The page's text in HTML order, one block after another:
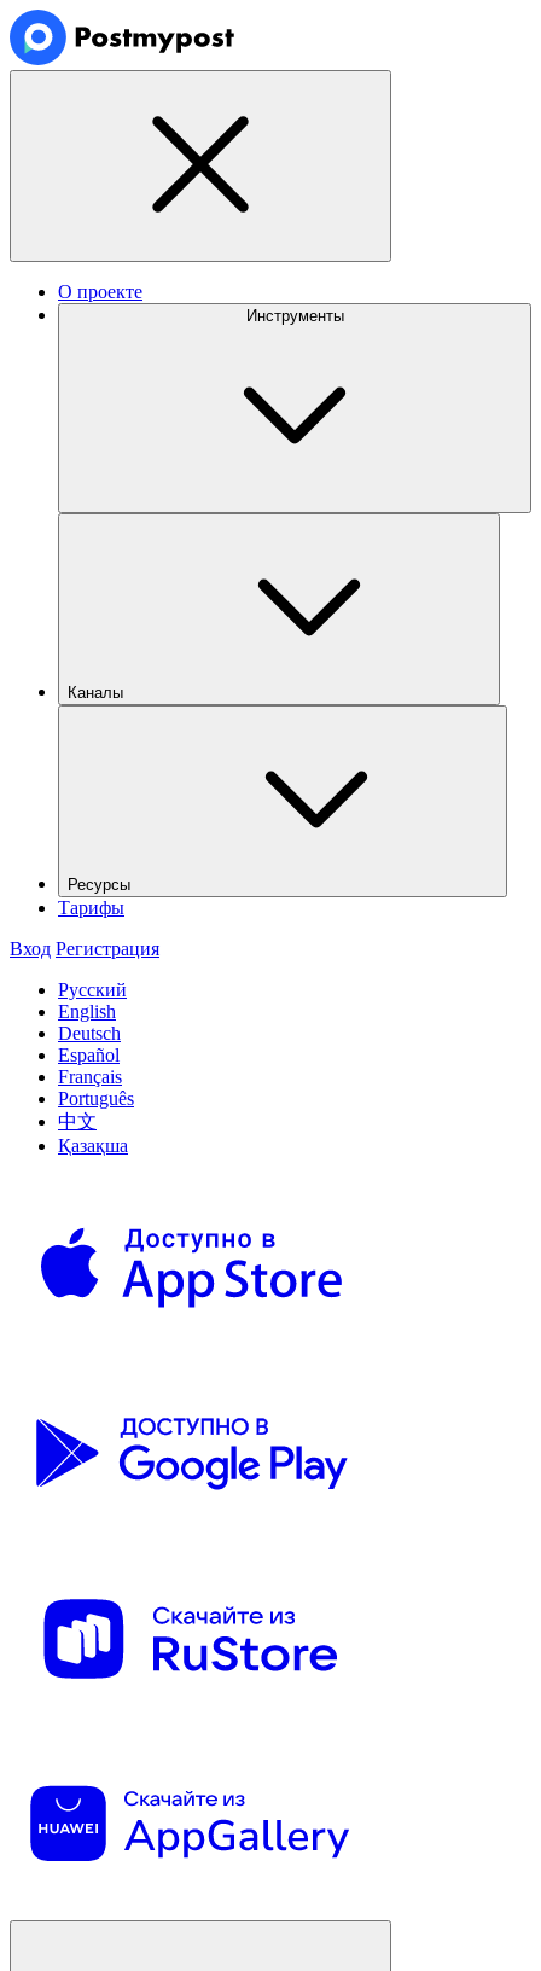
О проекте
Инструменты
Каналы
Ресурсы
Тарифы
Вход Регистрация
Русский
English
Deutsch
Español
Français
Português
中文
Қазақша